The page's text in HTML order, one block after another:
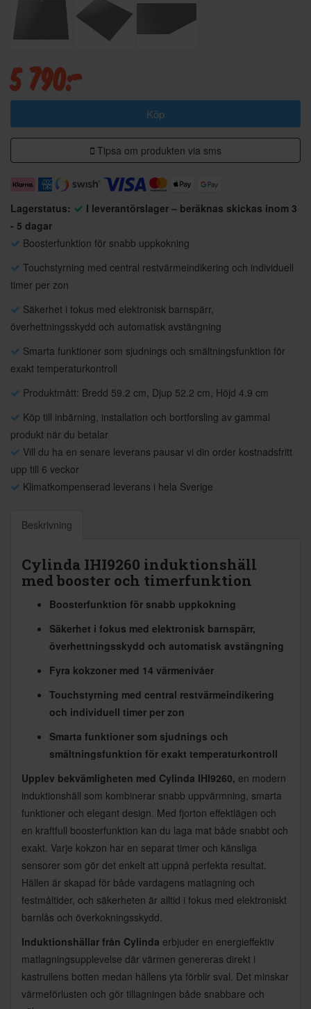
5 790:-
Köp
Tipsa om produkten via sms
Lagerstatus:
I leverantörslager – beräknas skickas inom 3
- 5 dagar
Boosterfunktion för snabb uppkokning
Touchstyrning med central restvärmeindikering och individuell
timer per zon
Säkerhet i fokus med elektronisk barnspärr,
överhettningsskydd och automatisk avstängning
Smarta funktioner som sjudnings och smältningsfunktion för
exakt temperaturkontroll
Produktmått: Bredd 59.2 cm, Djup 52.2 cm, Höjd 4.9 cm
Köp till inbärning, installation och bortforsling av gammal
produkt när du betalar
Vill du ha en senare leverans pausar vi din order kostnadsfritt
upp till 6 veckor
Klimatkompenserad leverans i hela Sverige
Beskrivning
Cylinda IHI9260 induktionshäll
med booster och timerfunktion
Boosterfunktion för snabb uppkokning
Säkerhet i fokus med elektronisk barnspärr,
överhettningsskydd och automatisk avstängning
Fyra kokzoner med 14 värmenivåer
Touchstyrning med central restvärmeindikering
och individuell timer per zon
Smarta funktioner som sjudnings och
smältningsfunktion för exakt temperaturkontroll
Upplev bekvämligheten med Cylinda IHI9260, en modern
induktionshäll som kombinerar snabb uppvärmning, smarta
funktioner och elegant design. Med fjorton effektlägen och
en kraftfull boosterfunktion kan du laga mat både snabbt och
exakt. Varje kokzon har en separat timer och känsliga
sensorer som gör det enkelt att uppnå perfekta resultat.
Hällen är skapad för både vardagens matlagning och
festmåltider, och säkerheten är alltid i fokus med elektroniskt
barnlås och överkokningsskydd.
Induktionshällar från Cylinda erbjuder en energieffektiv
matlagningsupplevelse där värmen genereras direkt i
kastrullens botten medan hällens yta förblir sval. Det minskar
värmeförlusten och gör tillagningen både snabbare och